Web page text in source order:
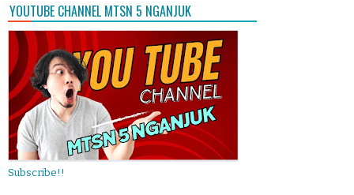
YOUTUBE CHANNEL MTSN 5 NGANJUK
Subscribe!!